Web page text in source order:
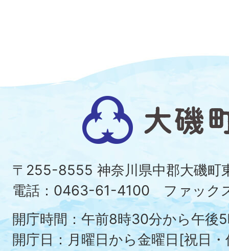
大
磯
町
〒255-8555 神奈川県中郡大磯
電話：0463-61-4100 ファック
開庁時間：午前8時30分から午後
開庁日：月曜日から金曜日[祝日